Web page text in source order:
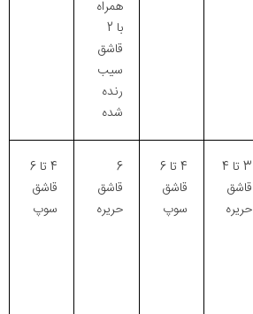
همراه
با 2
قاشق
سیب
رنده
شده
3 تا 4
قاشق
حریره
4 تا 6
قاشق
سوپ
6
قاشق
حریره
4 تا 6
قاشق
سوپ